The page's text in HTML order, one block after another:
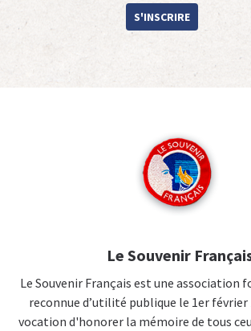
S'INSCRIRE
Le Souvenir
Le Souvenir Français est une association
reconnue d’utilité publique le 1er février
vocation d'honorer la mémoire de tous